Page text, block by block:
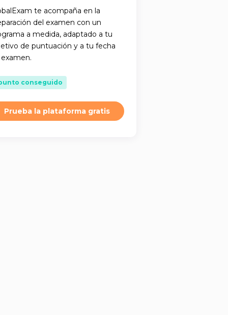
te acompaña en la
del examen con un
a medida, adaptado a tu
de puntuación y a tu fecha
conseguido
Prueba la plataforma gratis